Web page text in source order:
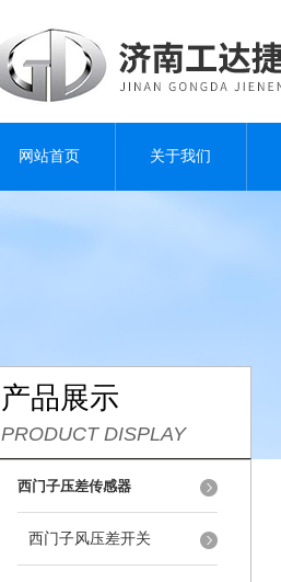
网站首页 关于我们
产品展示
PRODUCT DISPLAY
西门子压差传感器
西门子风压差开关